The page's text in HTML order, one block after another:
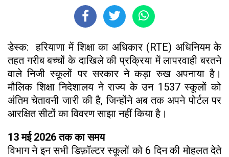
डेस्क: हरियाणा में शिक्षा का अधिकार (RTE) अधिनियम के
तहत गरीब बच्चों के दाखिले की प्रक्रिया में लापरवाही बरतने
वाले निजी स्कूलों पर सरकार ने कड़ा रुख अपनाया है।
मौलिक शिक्षा निदेशालय ने राज्य के उन 1537 स्कूलों को
अंतिम चेतावनी जारी की है, जिन्होंने अब तक अपने पोर्टल पर
आरक्षित सीटों का विवरण साझा नहीं किया है।
13 मई 2026 तक का समय
विभाग ने इन सभी डिफ़ॉल्टर स्कूलों को 6 दिन की मोहलत देते